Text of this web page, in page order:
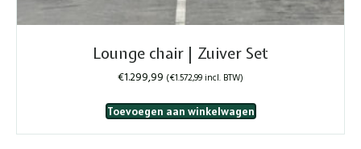
Lounge chair | Zuiver Set
€1.299,99 (€1.572,99incl. BTW)
Toevoegen aan winkelwagen